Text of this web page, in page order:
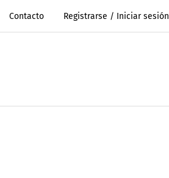
Contacto Registrarse / Iniciar sesión